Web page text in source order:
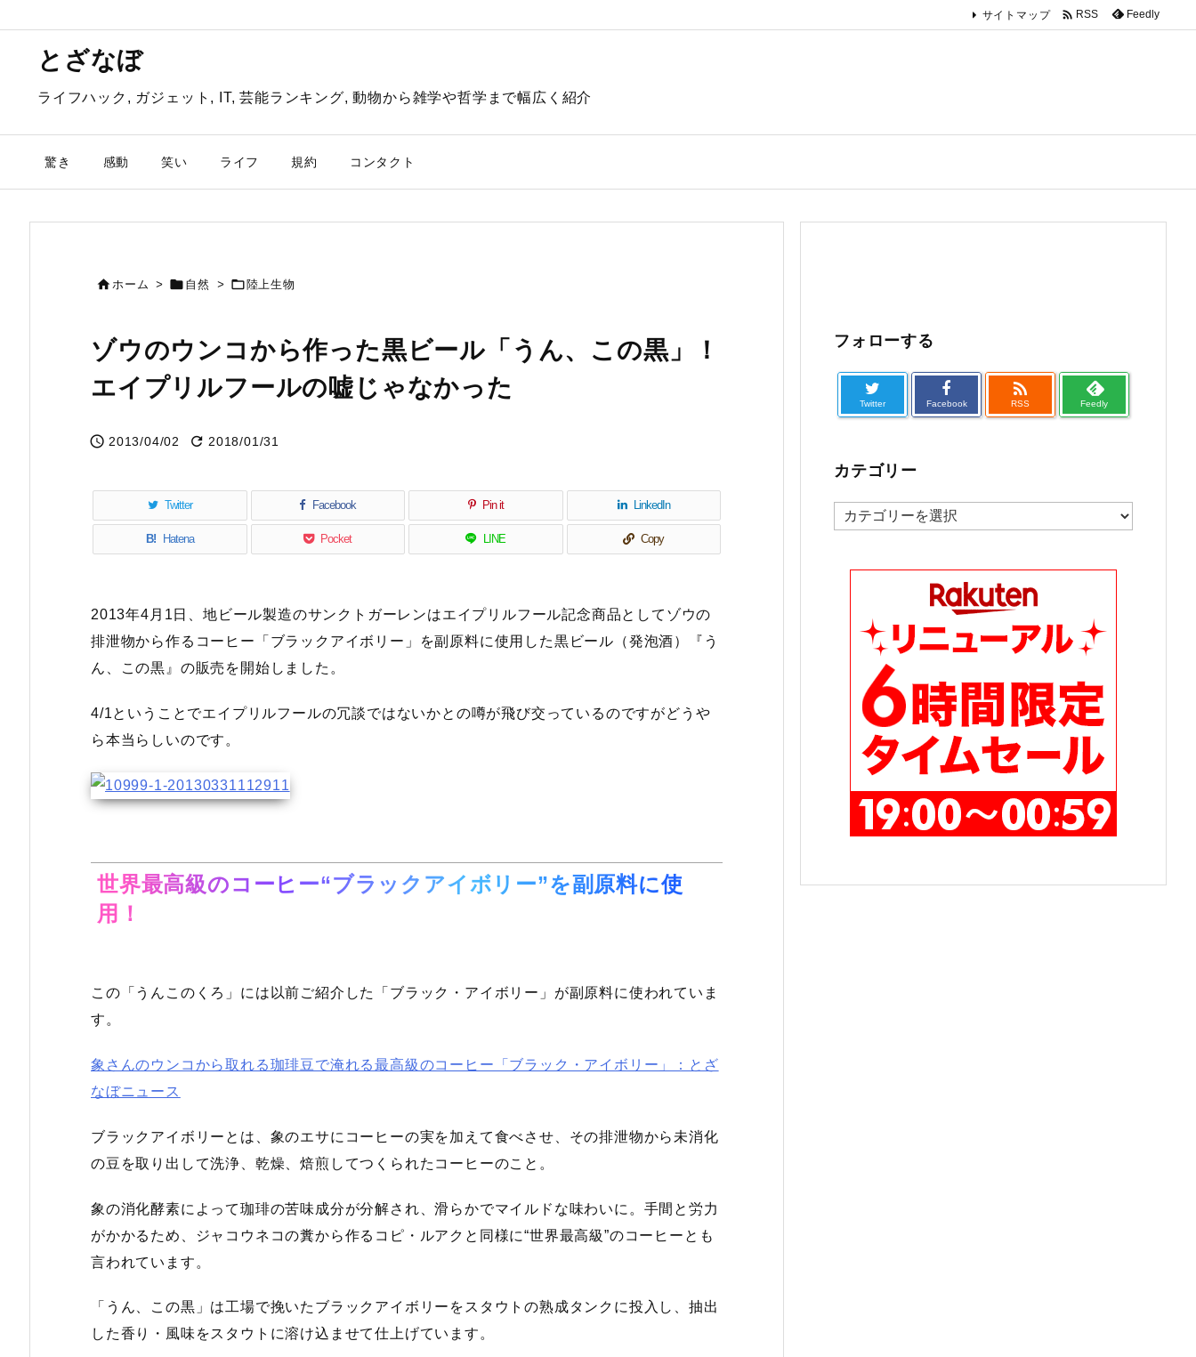
とざなぼ
ライフハック, ガジェット, IT, 芸能ランキング, 動物から雑学や哲学まで幅広く紹介
驚き 感動 笑い ライフ 規約 コンタクト
サイトマップ  RSS Feedly
ホーム >  自然 >  陸上生物
ゾウのウンコから作った黒ビール「うん、この黒」！
エイプリルフールの嘘じゃなかった
 2013/04/02  2018/01/31
Twitter Facebook Pin it LinkedIn
B! Hatena Pocket LINE Copy
2013年4月1日、地ビール製造のサンクトガーレンはエイプリルフール記念商品としてゾウの
排泄物から作るコーヒー「ブラックアイボリー」を副原料に使用した黒ビール（発泡酒）『う
ん、この黒』の販売を開始しました。
4/1ということでエイプリルフールの冗談ではないかとの噂が飛び交っているのですがどうや
ら本当らしいのです。
世界最高級のコーヒー“ブラックアイボリー”を副原料に使
用！
この「うんこのくろ」には以前ご紹介した「ブラック・アイボリー」が副原料に使われていま
す。
象さんのウンコから取れる珈琲豆で淹れる最高級のコーヒー「ブラック・アイボリー」：とざ
なぼニュース
ブラックアイボリーとは、象のエサにコーヒーの実を加えて食べさせ、その排泄物から未消化
の豆を取り出して洗浄、乾燥、焙煎してつくられたコーヒーのこと。
象の消化酵素によって珈琲の苦味成分が分解され、滑らかでマイルドな味わいに。手間と労力
がかかるため、ジャコウネコの糞から作るコピ・ルアクと同様に“世界最高級”のコーヒーとも
言われています。
「うん、この黒」は工場で挽いたブラックアイボリーをスタウトの熟成タンクに投入し、抽出
した香り・風味をスタウトに溶け込ませて仕上げています。
フォローする
Twitter Facebook

RSS Feedly
カテゴリー
カ